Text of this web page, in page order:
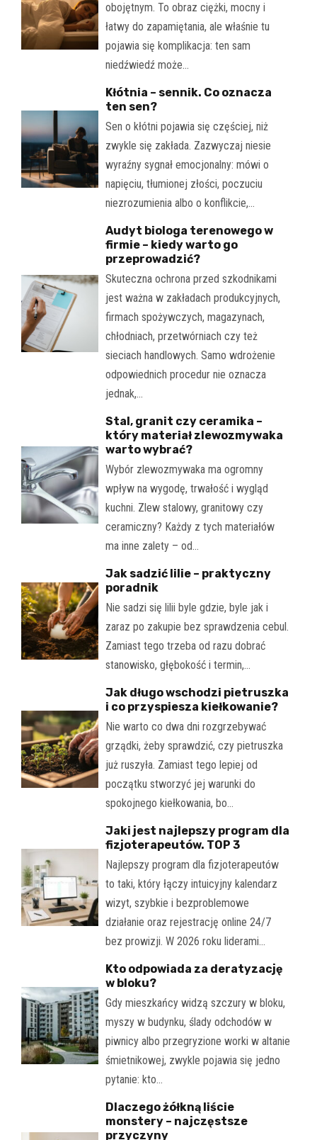
obojętnym. To obraz ciężki, mocny i
łatwy do zapamiętania, ale właśnie tu
pojawia się komplikacja: ten sam
niedźwiedź może…
Kłótnia – sennik. Co oznacza
ten sen?
Sen o kłótni pojawia się częściej, niż
zwykle się zakłada. Zazwyczaj niesie
wyraźny sygnał emocjonalny: mówi o
napięciu, tłumionej złości, poczuciu
niezrozumienia albo o konflikcie,…
Audyt biologa terenowego w
firmie – kiedy warto go
przeprowadzić?
Skuteczna ochrona przed szkodnikami
jest ważna w zakładach produkcyjnych,
firmach spożywczych, magazynach,
chłodniach, przetwórniach czy też
sieciach handlowych. Samo wdrożenie
odpowiednich procedur nie oznacza
jednak,…
Stal, granit czy ceramika –
który materiał zlewozmywaka
warto wybrać?
Wybór zlewozmywaka ma ogromny
wpływ na wygodę, trwałość i wygląd
kuchni. Zlew stalowy, granitowy czy
ceramiczny? Każdy z tych materiałów
ma inne zalety – od…
Jak sadzić lilie – praktyczny
poradnik
Nie sadzi się lilii byle gdzie, byle jak i
zaraz po zakupie bez sprawdzenia cebul.
Zamiast tego trzeba od razu dobrać
stanowisko, głębokość i termin,…
Jak długo wschodzi pietruszka
i co przyspiesza kiełkowanie?
Nie warto co dwa dni rozgrzebywać
grządki, żeby sprawdzić, czy pietruszka
już ruszyła. Zamiast tego lepiej od
początku stworzyć jej warunki do
spokojnego kiełkowania, bo…
Jaki jest najlepszy program dla
fizjoterapeutów. TOP 3
Najlepszy program dla fizjoterapeutów
to taki, który łączy intuicyjny kalendarz
wizyt, szybkie i bezproblemowe
działanie oraz rejestrację online 24/7
bez prowizji. W 2026 roku liderami…
Kto odpowiada za deratyzację
w bloku?
Gdy mieszkańcy widzą szczury w bloku,
myszy w budynku, ślady odchodów w
piwnicy albo przegryzione worki w altanie
śmietnikowej, zwykle pojawia się jedno
pytanie: kto…
Dlaczego żółkną liście
monstery – najczęstsze
przyczyny